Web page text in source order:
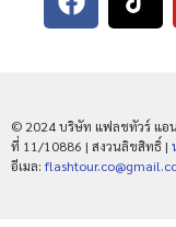
© 2024 บริษัท แฟลชทัวร์ แอ
ที่ 11/10886 | สงวนลิขสิทธิ์ |
อีเมล: